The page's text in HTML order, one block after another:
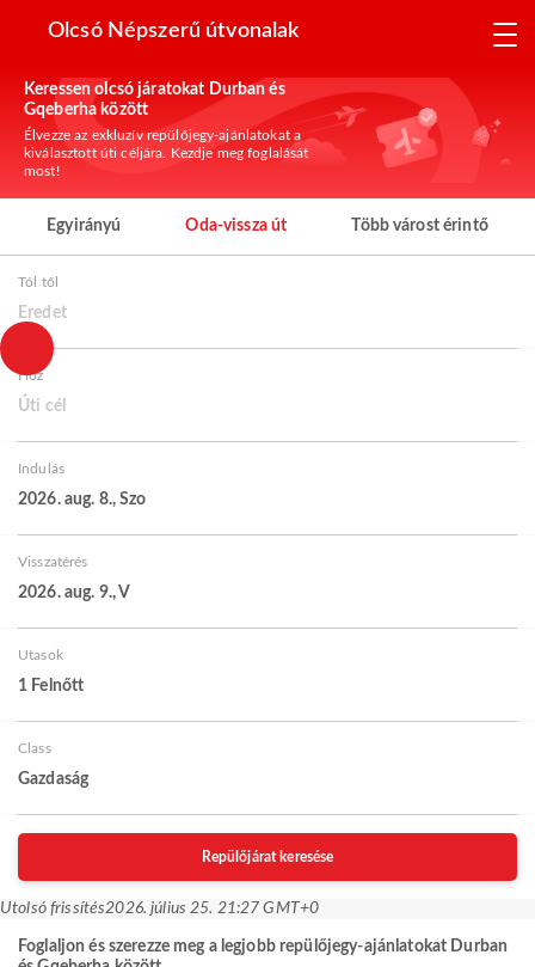
Olcsó Népszerű útvonalak
Keressen olcsó járatokat Durban és
Gqeberha között
Élvezze az exkluzív repülőjegy-ajánlatokat a
kiválasztott úti céljára. Kezdje meg foglalását
most!
Egyirányú Oda-vissza út Több várost érintő
Tól től
Eredet
Hoz
Úti cél
Indulás
2026. aug. 8., Szo
Visszatérés
2026. aug. 9., V
Utasok
1 Felnőtt
Class
Gazdaság
Repülőjárat keresése
Utolsó frissítés2026. július 25. 21:27 GMT+0
Foglaljon és szerezze meg a legjobb repülőjegy-ajánlatokat Durban